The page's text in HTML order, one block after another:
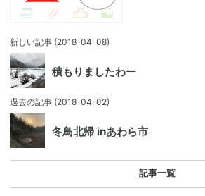
新しい記事 (2018-04-08)
積もりましたわー
過去の記事 (2018-04-02)
冬鳥北帰 inあわら市
記事一覧